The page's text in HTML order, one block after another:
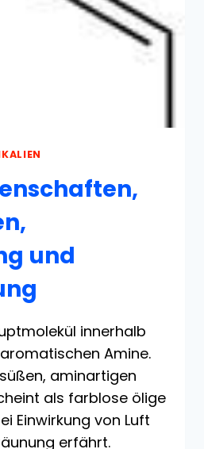
und
innerhalb
Amine.
aminartigen
als farblose ölige
Einwirkung von Luft
erfährt.